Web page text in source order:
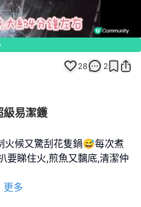
:
Unmute
28 2
易潔鑊
火候又驚刮花隻鍋😅每次煮
要睇住火,煎魚又黐底,清潔仲
更多